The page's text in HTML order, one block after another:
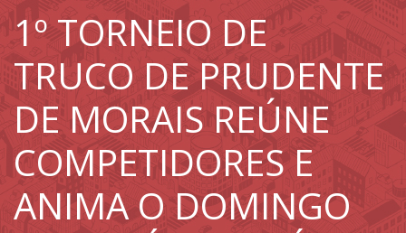
1º TORNEIO DE
TRUCO DE PRUDENTE
DE MORAIS REÚNE
COMPETIDORES E
ANIMA O DOMINGO